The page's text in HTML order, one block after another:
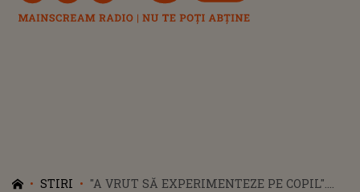
STIRI
"A VRUT SĂ EXPERIMENTEZE PE COPIL".